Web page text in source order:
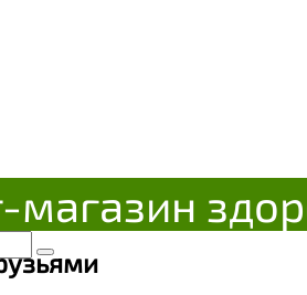
магазин
Для